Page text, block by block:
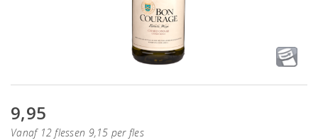
9,95
Vanaf 12 flessen 9,15 per fles